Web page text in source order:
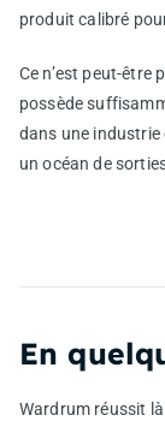
produit calibré
Ce n’est peut-être
possède
dans une
un océan de
En
Wardrum réussit